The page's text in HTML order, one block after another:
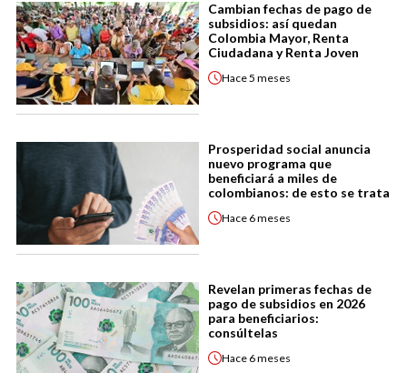
Cambian fechas de pago de
subsidios: así quedan
Colombia Mayor, Renta
Ciudadana y Renta Joven
Hace5 meses
Prosperidad social anuncia
nuevo programa que
beneficiará a miles de
colombianos: de esto se trata
Hace 6 meses
Revelan primeras fechas de
pago de subsidios en 2026
para beneficiarios:
consúltelas
Hace 6 meses